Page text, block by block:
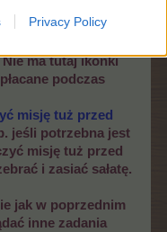
Privacy Policy
ma tutaj ikonki
podczas
misję tuż przed
jeśli potrzebna jest
misję tuż przed
i zasiać sałatę.
jak w poprzednim
inne zadania